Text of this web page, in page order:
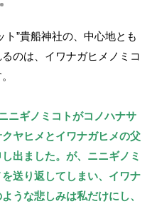
”貴船神社の、中心地とも
のは、イワナガヒメノミコ
ニギノミコトがコノハナサ
ヤヒメとイワナガヒメの父
出ました。が、ニニギノミ
送り返してしまい、イワナ
うな悲しみは私だけにし、